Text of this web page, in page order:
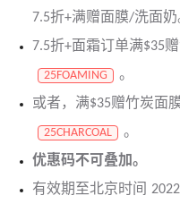
7.5折+满赠面膜/洗面奶
7.5折+面霜订单满$35
25FOAMING
。
或者，满$35赠竹炭面
25CHARCOAL
。
优惠码不可叠加。
有效期至北京时间 2022